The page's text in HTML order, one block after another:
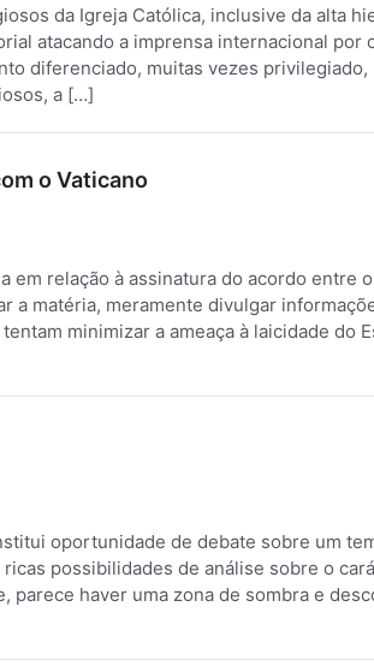
da Igreja Católica, inclusive da alta
atacando a imprensa internacional por
diferenciado, muitas vezes
a […]
o Vaticano
em relação à assinatura do acordo entre
a matéria, meramente divulgar
minimizar a ameaça à laicidade do
oportunidade de debate sobre um
possibilidades de análise sobre o
parece haver uma zona de sombra e